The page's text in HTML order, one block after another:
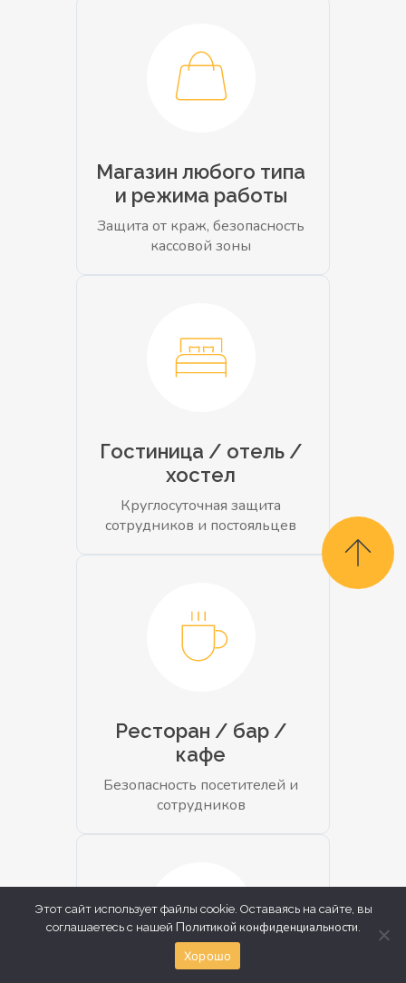
Магазин любого типа
и режима работы
Защита от краж, безопасность
кассовой зоны
Гостиница / отель /
хостел
Круглосуточная защита
сотрудников и постояльцев
Ресторан / бар /
кафе
Безопасность посетителей и
сотрудников
Этот сайт использует файлы cookie. Оставаясь на сайте, вы
соглашаетесь с нашей Политикой конфиденциальности.
Хорошо